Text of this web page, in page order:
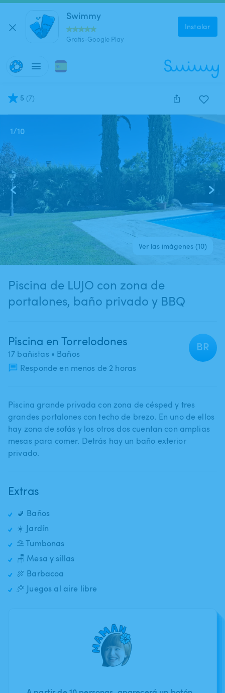
Swimmy
Gratis-Google Play
Instalar
5 (7)
1/10
Ver las imágenes (10)
Piscina de LUJO con zona de
portalones, baño privado y BBQ
Piscina en Torrelodones
17 bañistas • Baños
Responde en menos de 2 horas
BR
Piscina grande privada con zona de césped y tres
grandes portalones con techo de brezo. En uno de ellos
hay zona de sofás y los otros dos cuentan con amplias
mesas para comer. Detrás hay un baño exterior
privado.
Extras
🚽 Baños
☀️ Jardín
⛱️ Tumbonas
🪑 Mesa y sillas
🍖 Barbacoa
🥏 Juegos al aire libre